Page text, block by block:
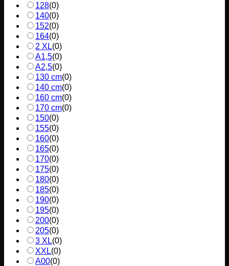
128(0)
140(0)
152(0)
164(0)
2 XL(0)
A1,5(0)
A2,5(0)
130 cm(0)
140 cm(0)
160 cm(0)
170 cm(0)
150(0)
155(0)
160(0)
165(0)
170(0)
175(0)
180(0)
185(0)
190(0)
195(0)
200(0)
205(0)
3 XL(0)
XXL(0)
A00(0)